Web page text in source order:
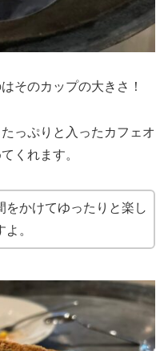
そのカップの大きさ！
っぷりと入ったカフェオ
くれます。
をかけてゆったりと楽し
。